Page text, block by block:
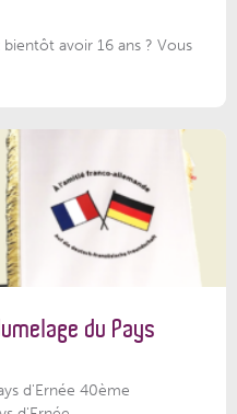
avoir 16 ans ? Vous
du Pays
d'Ernée 40ème